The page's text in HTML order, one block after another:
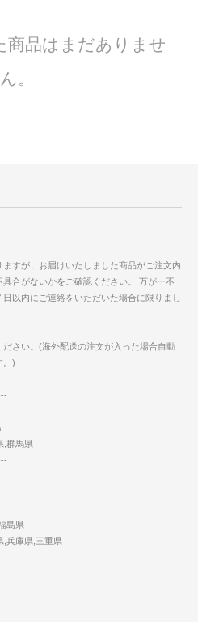
商品はまだありませ
ん。
すが、お届けいたしました商品がご注文内
合がないかをご確認ください。 万が一不
以内にご連絡をいただいた場合に限りまし
さい。(海外配送の注文が入った場合自動
。)
,群馬県
島県
,兵庫県,三重県